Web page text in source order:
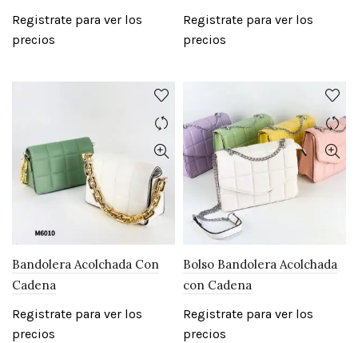
Registrate para ver los
precios
Registrate para ver los
precios
Bandolera Acolchada Con
Cadena
Registrate para ver los
precios
Bolso Bandolera Acolchada
con Cadena
Registrate para ver los
precios